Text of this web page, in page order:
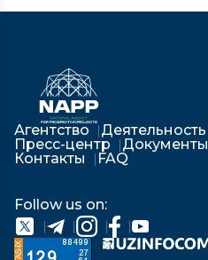
Агентство Деятельность
Пресс-центр
Документы
Контакты
FAQ
Follow us on: